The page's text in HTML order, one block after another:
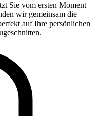
Sie vom ersten Moment
wir gemeinsam die
auf Ihre persönlichen